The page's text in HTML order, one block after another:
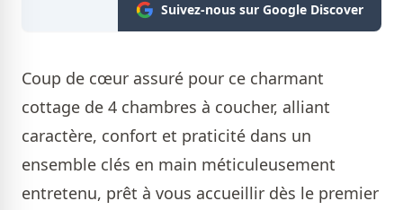
Suivez-nous sur Google Discover
Coup de cœur assuré pour ce charmant
cottage de 4 chambres à coucher, alliant
caractère, confort et praticité dans un
ensemble clés en main méticuleusement
entretenu, prêt à vous accueillir dès le premier